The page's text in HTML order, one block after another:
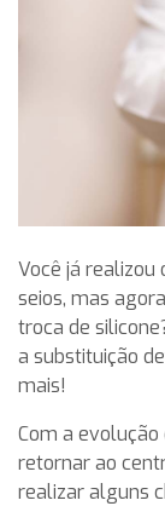
Você já realizou
seios, mas
troca de
a substituição
mais!
Com a
retornar ao
realizar alguns